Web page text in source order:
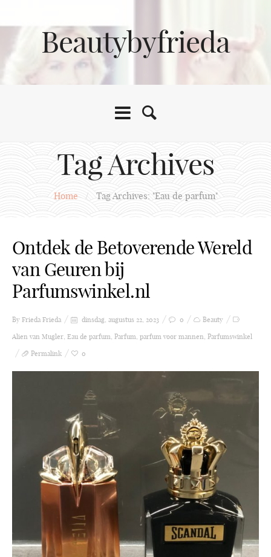
Beautybyfrieda
Tag Archives
Home / Tag Archives: "Eau de parfum"
Ontdek de Betoverende Wereld
van Geuren bij
Parfumswinkel.nl
By Frieda Frieda dinsdag, augustus 22, 2023 0
Beauty
Alien van Mugler, Eau de parfum, Parfum, parfum voor mannen, Parfumswinkel
Permalink
0